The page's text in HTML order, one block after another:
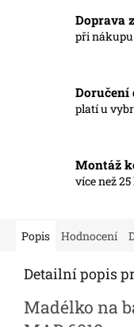
Doprava
při nákupu
Doručení
platí u
Montáž
více než
Popis Hodnocení
Detailní popis
Madélko na